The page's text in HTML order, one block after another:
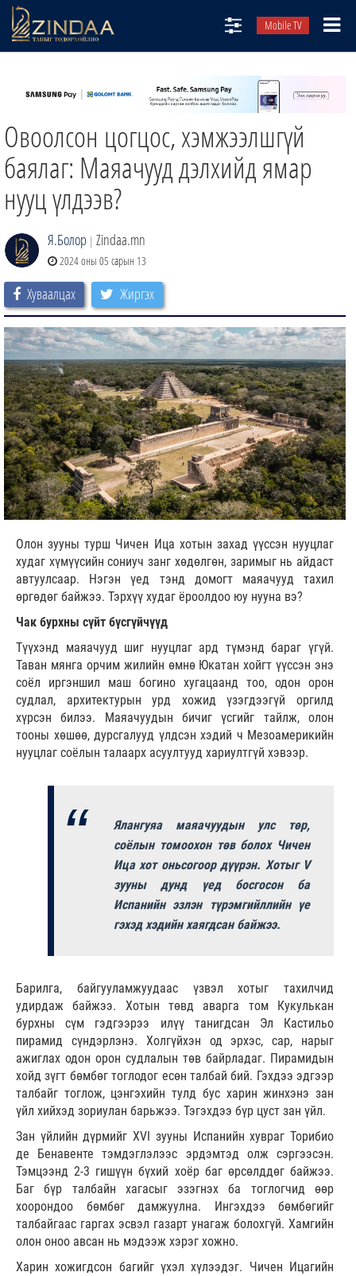
Mobile TV
ТВ8
ӨГЛӨӨНИЙ СОНИН
Овоолсон цогцос, хэмжээлшгүй
баялаг: Маяачууд дэлхийд ямар
нууц үлдээв?
Я.Болор | Zindaa.mn
2024 оны 05 сарын 13
Хуваалцах Жиргэх
Олон зууны турш Чичен Ица хотын захад үүссэн нууцлаг
худаг хүмүүсийн сониуч занг хөдөлгөн, заримыг нь айдаст
автуулсаар. Нэгэн үед тэнд домогт маяачууд тахил
өргөдөг байжээ. Тэрхүү худаг ёроолдоо юу нууна вэ?
Чак бурхны сүйт бүсгүйчүүд
Түүхэнд маяачууд шиг нууцлаг ард түмэнд бараг үгүй.
Таван мянга орчим жилийн өмнө Юкатан хойгт үүссэн энэ
соёл иргэншил маш богино хугацаанд тоо, одон орон
судлал, архитектурын урд хожид үзэгдээгүй оргилд
хүрсэн билээ. Маяачуудын бичиг үсгийг тайлж, олон
тооны хөшөө, дурсгалууд үлдсэн хэдий ч Мезоамерикийн
нууцлаг соёлын талаарх асуултууд хариултгүй хэвээр.
Ялангуяа маяачуудын улс төр,
соёлын томоохон төв болох Чичен
Ица хот оньсогоор дүүрэн. Хотыг V
зууны дунд үед босгосон ба
Испанийн эзлэн түрэмгийллийн үе
гэхэд хэдийн хаягдсан байжээ.
Барилга, байгууламжуудаас үзвэл хотыг тахилчид
удирдаж байжээ. Хотын төвд аварга том Кукулькан
бурхны сүм гэдгээрээ илүү танигдсан Эл Кастильо
пирамид сүндэрлэнэ. Холгүйхэн од эрхэс, сар, нарыг
ажиглах одон орон судлалын төв байрладаг. Пирамидын
хойд зүгт бөмбөг тоглодог есөн талбай бий. Гэхдээ эдгээр
талбайг тоглож, цэнгэхийн тулд бус харин жинхэнэ зан
үйл хийхэд зориулан барьжээ. Тэгэхдээ бүр цуст зан үйл.
Зан үйлийн дүрмийг XVI зууны Испанийн хувраг Торибио
де Бенавенте тэмдэглэлээс эрдэмтэд олж сэргээсэн.
Тэмцээнд 2-3 гишүүн бүхий хоёр баг өрсөлддөг байжээ.
Баг бүр талбайн хагасыг эзэгнэх ба тоглогчид өөр
хоорондоо бөмбөг дамжуулна. Ингэхдээ бөмбөгийг
талбайгаас гаргах эсвэл газарт унагаж болохгүй. Хамгийн
олон оноо авсан нь мэдээж хэрэг хожно.
Харин хожигдсон багийг үхэл хүлээдэг. Чичен Ицагийн